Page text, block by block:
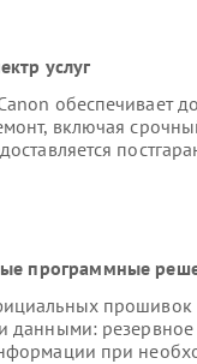
услуг
обеспечивает
включая
программные
прошивок
данными:
при